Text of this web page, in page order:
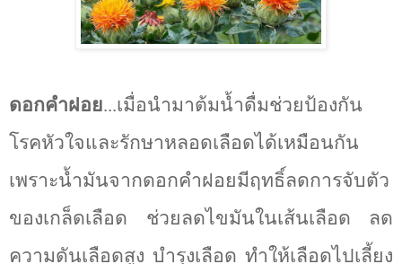
ดอกคำฝอย...เมื่อนำมาต้มน้ำดื่มช่วยป้องกัน
โรคหัวใจและรักษาหลอดเลือดได้เหมือนกัน
เพราะน้ำมันจากดอกคำฝอยมีฤทธิ์ลดการจับตัว
ของเกล็ดเลือด ช่วยลดไขมันในเส้นเลือด ลด
ความดันเลือดสูง บำรุงเลือด ทำให้เลือดไปเลี้ยง